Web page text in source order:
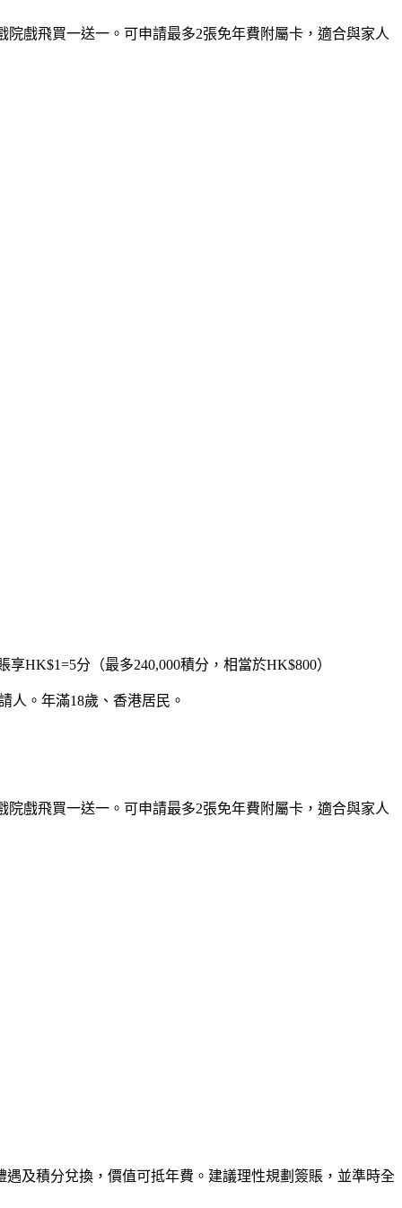
戲飛買一送一。可申請最多2張免年費附屬卡，適合與家人
HK$1=5分（最多240,000積分，相當於HK$800）
人。年滿18歲、香港居民。
戲飛買一送一。可申請最多2張免年費附屬卡，適合與家人
及積分兌換，價值可抵年費。建議理性規劃簽賬，並準時全